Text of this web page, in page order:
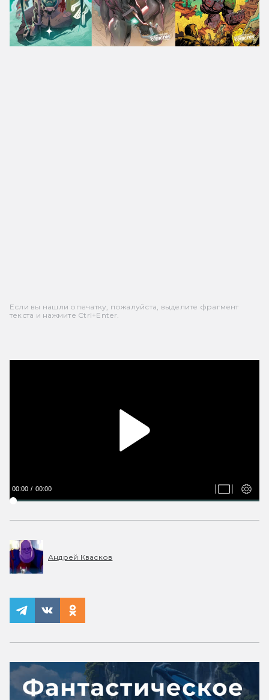
Если вы нашли опечатку, пожалуйста, выделите фрагмент
текста и нажмите Ctrl+Enter.
00:00 00:00
Андрей Квасков